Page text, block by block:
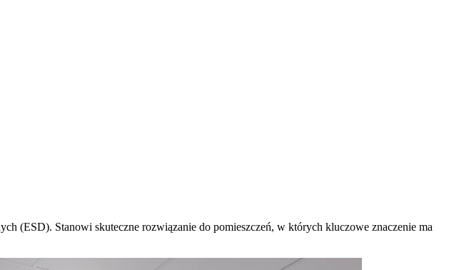
(ESD). Stanowi skuteczne rozwiązanie do pomieszczeń, w których kluczowe znaczenie ma